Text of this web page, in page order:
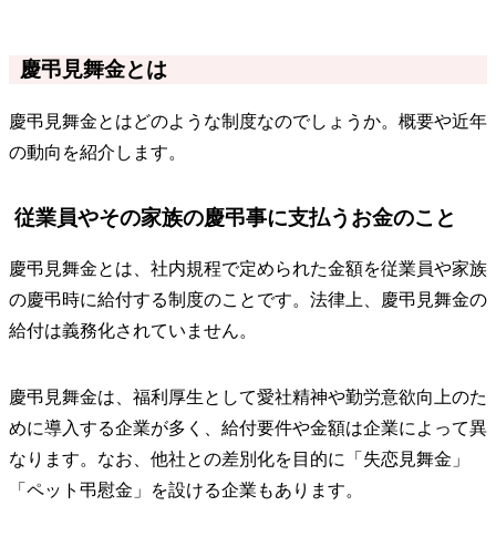
慶弔見舞金とは
慶弔見舞金とはどのような制度なのでしょうか。概要や近年
の動向を紹介します。
従業員やその家族の慶弔事に支払うお金のこと
慶弔見舞金とは、社内規程で定められた金額を従業員や家族
の慶弔時に給付する制度のことです。法律上、慶弔見舞金の
給付は義務化されていません。
慶弔見舞金は、福利厚生として愛社精神や勤労意欲向上のた
めに導入する企業が多く、給付要件や金額は企業によって異
なります。なお、他社との差別化を目的に「失恋見舞金」
「ペット弔慰金」を設ける企業もあります。